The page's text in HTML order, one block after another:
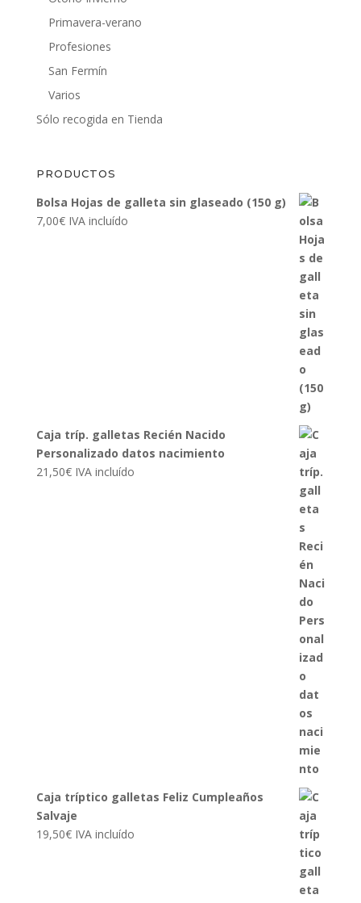
Primavera-verano
Profesiones
San Fermín
Varios
Sólo recogida en Tienda
PRODUCTOS
Bolsa Hojas de galleta sin glaseado (150 g)
7,00€ IVA incluído
Caja tríp. galletas Recién Nacido
Personalizado datos nacimiento
21,50€ IVA incluído
Caja tríptico galletas Feliz Cumpleaños
Salvaje
19,50€ IVA incluído